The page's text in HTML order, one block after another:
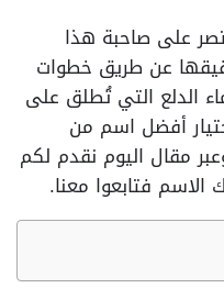
على صاحبة هذا
عن طريق خطوات
الدلع التي تُطلق على
أفضل اسم من
مقال اليوم نقدم لكم
الاسم فتابعوا معنا.